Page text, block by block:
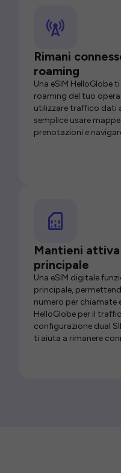
Rimani
roaming
Una eSIM HelloGlobe
roaming del tuo
utilizzare traffico dati
semplice usare
prenotazioni e
Mantieni attiva
principale
Una eSIM digitale
principale,
numero per chiamate
HelloGlobe per il
configurazione dual
ti aiuta a rimanere